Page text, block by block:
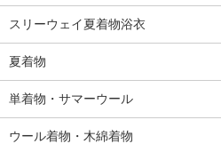
スリーウェイ夏着物浴衣
夏着物
単着物・サマーウール
ウール着物・木綿着物